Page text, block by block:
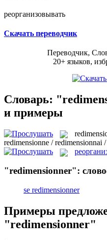
реорганизовывать
Скачать переводчик
Переводчик,
20+ языков,
Словарь:
и примеры
redimensionne / redimensionnai
"redimensionner":
se redimensionner
Примеры
"redimensionner"